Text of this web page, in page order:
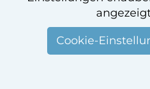
Cookie-